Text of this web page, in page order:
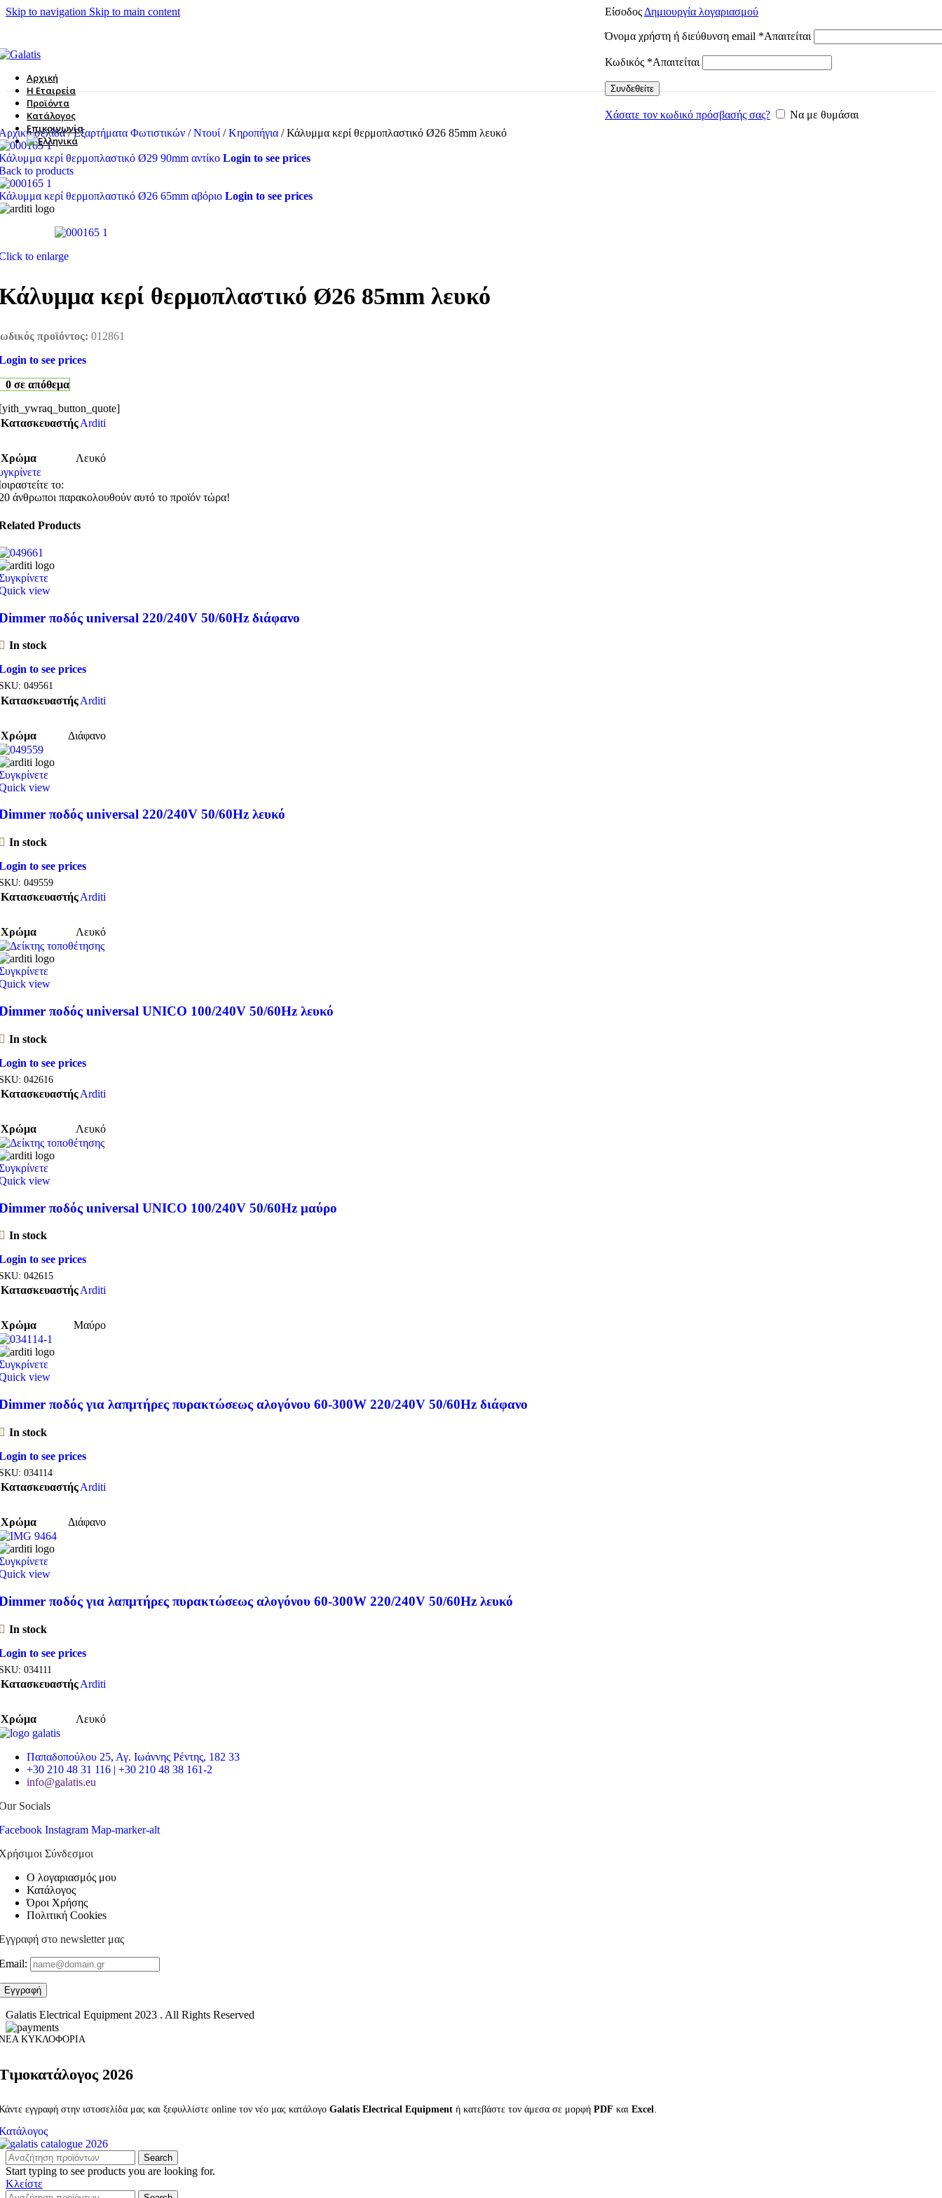
Skip to navigation Skip to main content Είσοδος Δημιουργία λογαριασμού
Όνομα χρήστη ή διεύθυνση email *Απαιτείται
Κωδικός *Απαιτείται
Συνδεθείτε
Χάσατε τον κωδικό πρόσβασής σας? Να με θυμάσαι
Αρχική
Η Εταιρεία
Προϊόντα
Κατάλογος
Επικοινωνία
σελίδα/ Εξαρτήματα Φωτιστικών / Ντουί / Κηροπήγια / Κάλυμμα κερί θερμοπλαστικό Ø26 85mm λευκό
κερί θερμοπλαστικό Ø29 90mm αντίκο Login to see prices
to products
κερί θερμοπλαστικό Ø26 65mm αβόριο Login to see prices
to enlarge
κερί θερμοπλαστικό Ø26 85mm λευκό
προϊόντος: 012861
to see prices
0 σε απόθεμα
ΚατασκευαστήςArditi
Χρώμα
Λευκό
το:
άνθρωποι παρακολουθούν αυτό το προϊόν τώρα!
Products
view
ποδός universal 220/240V 50/60Hz διάφανο
In stock
to see prices
049561
ΚατασκευαστήςArditi
Χρώμα Διάφανο
view
ποδός universal 220/240V 50/60Hz λευκό
In stock
to see prices
049559
ΚατασκευαστήςArditi
Χρώμα Λευκό
view
ποδός universal UNICO 100/240V 50/60Hz λευκό
In stock
to see prices
042616
ΚατασκευαστήςArditi
Χρώμα Λευκό
view
ποδός universal UNICO 100/240V 50/60Hz μαύρο
In stock
to see prices
042615
ΚατασκευαστήςArditi
Χρώμα Μαύρο
view
ποδός για λαπμτήρες πυρακτώσεως αλογόνου 60-300W 220/240V 50/60Hz διάφανο
In stock
to see prices
034114
ΚατασκευαστήςArditi
Χρώμα Διάφανο
view
ποδός για λαπμτήρες πυρακτώσεως αλογόνου 60-300W 220/240V 50/60Hz λευκό
In stock
to see prices
034111
ΚατασκευαστήςArditi
Χρώμα Λευκό
Παπαδοπούλου 25, Αγ. Ιωάννης Ρέντης, 182 33
+30 210 48 31 116 | +30 210 48 38 161-2
info@galatis.eu
Socials
Instagram Map-marker-alt
Σύνδεσμοι
Ο λογαριασμός μου
Κατάλογος
Όροι Χρήσης
Πολιτική Cookies
στο newsletter μας
Galatis Electrical Equipment 2023 . All Rights Reserved
ΚΥΚΛΟΦΟΡΙΑ
2026
εγγραφή στην ιστοσελίδα μας και ξεφυλλίστε online τον νέο μας κατάλογο Galatis Electrical Equipment ή κατεβάστε τον άμεσα σε μορφή PDF και Excel.
Search
Start typing to see products you are looking for.
Κλείστε